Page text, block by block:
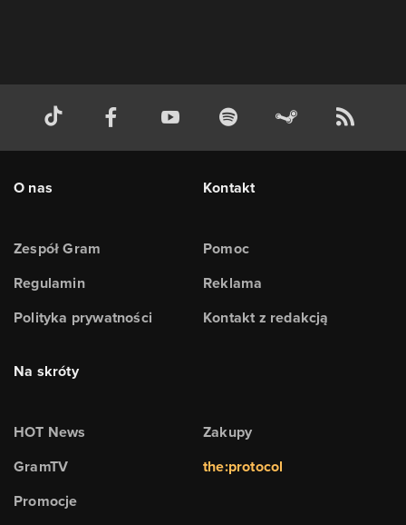
O nas
Zespół Gram
Regulamin
Polityka prywatności
Kontakt
Pomoc
Reklama
Kontakt z redakcją
Na skróty
HOT News
GramTV
Promocje
Zakupy
the:protocol